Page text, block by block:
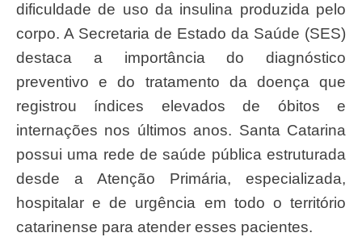
dificuldade de uso da insulina produzida pelo
corpo. A Secretaria de Estado da Saúde (SES)
destaca a importância do diagnóstico
preventivo e do tratamento da doença que
registrou índices elevados de óbitos e
internações nos últimos anos. Santa Catarina
possui uma rede de saúde pública estruturada
desde a Atenção Primária, especializada,
hospitalar e de urgência em todo o território
catarinense para atender esses pacientes.